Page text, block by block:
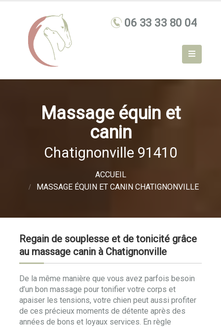
Massage équin et
canin
Chatignonville 91410
ACCUEIL
MASSAGE ÉQUIN ET CANIN CHATIGNONVILLE
Regain de souplesse et de tonicité grâce
au massage canin à Chatignonville
De la même manière que vous avez parfois besoin
d’un bon massage pour tonifier votre corps et
apaiser les tensions, votre chien peut aussi profiter
de ces précieux moments de détente après des
années de bons et loyaux services. En règle